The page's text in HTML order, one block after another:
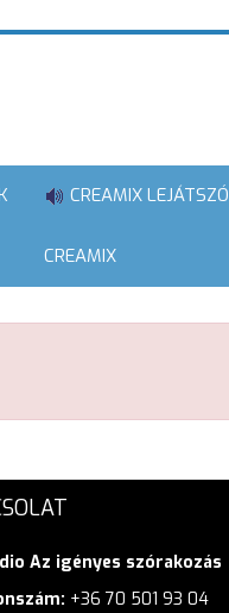
CREAMIX LEJÁTSZÓ
CREAMIX
Az igényes szórakozás
+36 70 501 93 04